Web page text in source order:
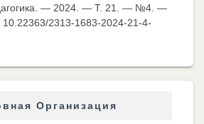
— 2024. — Т. 21. — №4. —
10.22363/2313-1683-2024-21-4-
Организация